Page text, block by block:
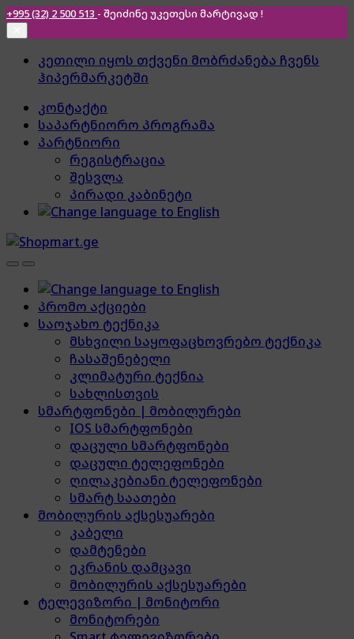
+995 (32) 2 500 513 - შეიძინე უკეთესი მარტივად !
Skip
Skip კეთილი იყოს თქვენი მობრძანება ჩვენს
ჰიპერმარკეტში
კონტაქტი
საპარტნიორო პროგრამა
პარტნიორი
რეგისტრაცია
შესვლა
პირადი კაბინეტი
პრომო აქციები
საოჯახო ტექნიკა
მსხვილი საყოფაცხოვრებო ტექნიკა
ჩასაშენებელი
კლიმატური ტექნია
სახლისთვის
სმარტფონები | მობილურები
IOS სმარტფონები
დაცული სმარტფონები
დაცული ტელეფონები
ღილაკებიანი ტელეფონები
სმარტ საათები
მობილურის აქსესუარები
კაბელი
დამტენები
ეკრანის დამცავი
მობილურის აქსესუარები
ტელევიზორი | მონიტორი
მონიტორები